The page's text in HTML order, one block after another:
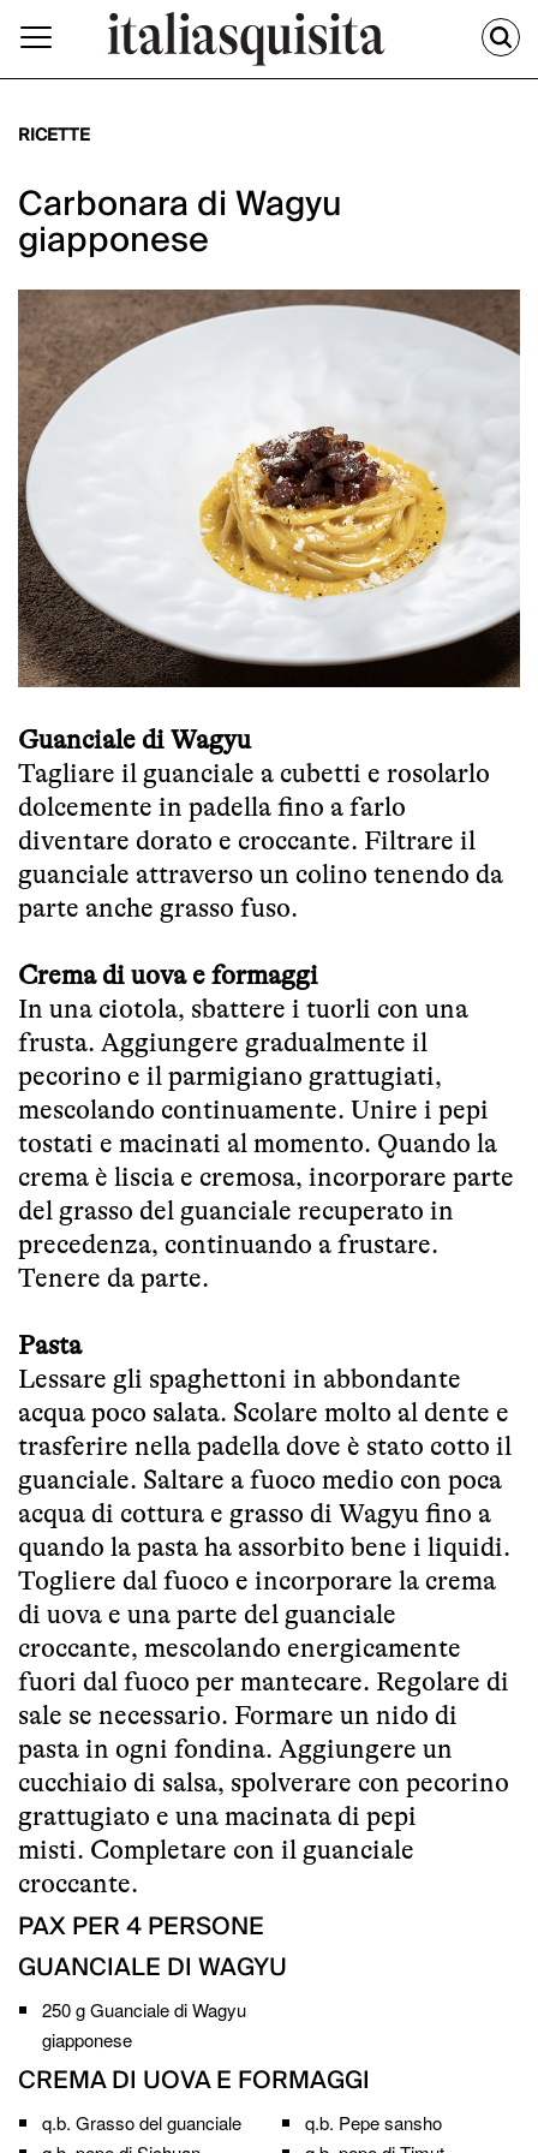
RICETTE
Carbonara di Wagyu
giapponese
Guanciale di Wagyu
Tagliare il guanciale a cubetti e rosolarlo
dolcemente in padella fino a farlo
diventare dorato e croccante. Filtrare il
guanciale attraverso un colino tenendo da
parte anche grasso fuso.
Crema di uova e formaggi
In una ciotola, sbattere i tuorli con una
frusta. Aggiungere gradualmente il
pecorino e il parmigiano grattugiati,
mescolando continuamente. Unire i pepi
tostati e macinati al momento. Quando la
crema è liscia e cremosa, incorporare parte
del grasso del guanciale recuperato in
precedenza, continuando a frustare.
Tenere da parte.
Pasta
Lessare gli spaghettoni in abbondante
acqua poco salata. Scolare molto al dente e
trasferire nella padella dove è stato cotto il
guanciale. Saltare a fuoco medio con poca
acqua di cottura e grasso di Wagyu fino a
quando la pasta ha assorbito bene i liquidi.
Togliere dal fuoco e incorporare la crema
di uova e una parte del guanciale
croccante, mescolando energicamente
fuori dal fuoco per mantecare. Regolare di
sale se necessario. Formare un nido di
pasta in ogni fondina. Aggiungere un
cucchiaio di salsa, spolverare con pecorino
grattugiato e una macinata di pepi
misti. Completare con il guanciale
croccante.
PAXPER 4 PERSONE
GUANCIALE DI WAGYU
250 gGuanciale di Wagyu
giapponese
CREMA DI UOVA E FORMAGGI
q.b. Grasso del guanciale q.b. Pepe sansho